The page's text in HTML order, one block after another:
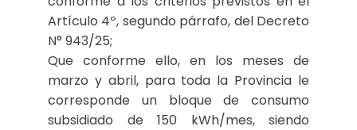
Artículo 4º, segundo párrafo, del Decreto
N° 943/25;
Que conforme ello, en los meses de
marzo y abril, para toda la Provincia le
corresponde un bloque de consumo
subsidiado de 150 kWh/mes, siendo